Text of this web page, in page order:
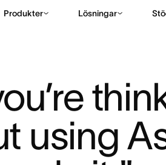
Produkter Lösningar
using